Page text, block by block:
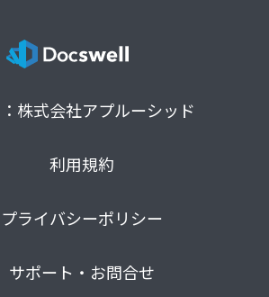
株式会社アプルーシッド
利用規約
プライバシーポリシー
サポート・お問合せ